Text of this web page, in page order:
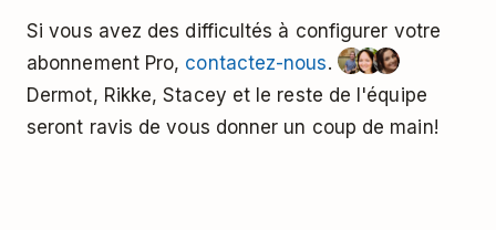
Si vous avez des difficultés à configurer votre
abonnement Pro, contactez-nous.
Dermot, Rikke, Stacey et le reste de l'équipe
seront ravis de vous donner un coup de main!